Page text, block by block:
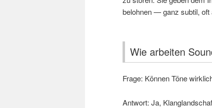
belohnen — ganz subtil, oft
Wie arbeiten
Frage: Können Töne
Antwort: Ja,